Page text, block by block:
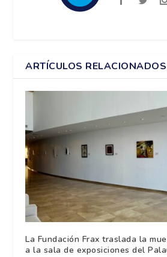
ARTÍCULOS RELACIONADOS
La Fundación Frax traslada la
a la sala de exposiciones del